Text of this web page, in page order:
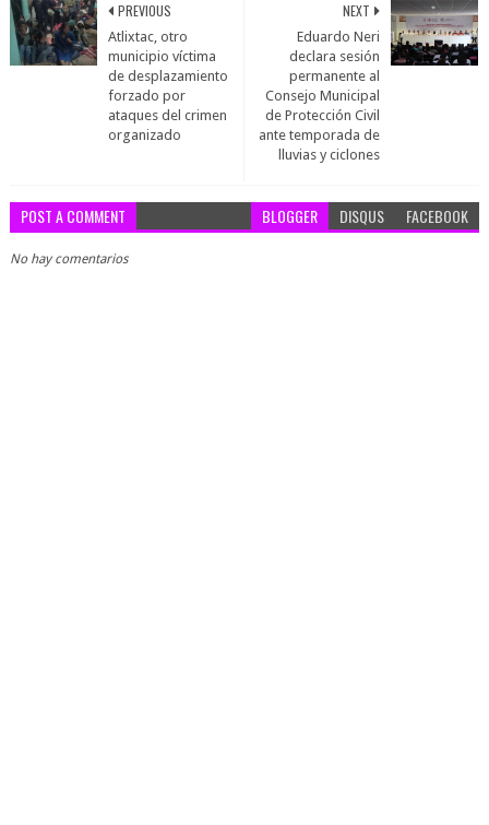
NEXT
Eduardo Neri
declara sesión
permanente al
Consejo Municipal
de Protección Civil
ante temporada de
lluvias y ciclones
PREVIOUS
Atlixtac, otro
municipio víctima
de desplazamiento
forzado por
ataques del crimen
organizado
POST A COMMENT BLOGGER DISQUS FACEBOOK
No hay comentarios